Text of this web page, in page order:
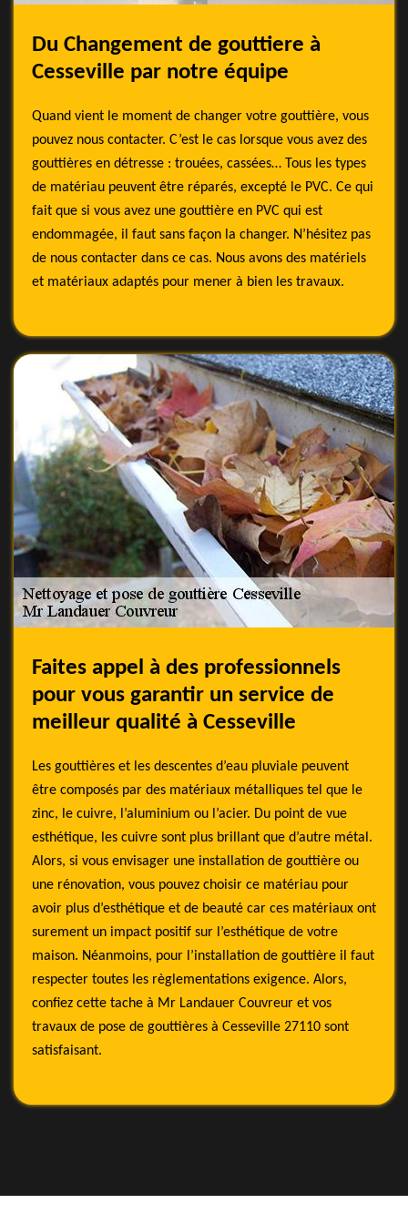
Du Changement de gouttiere à
Cesseville par notre équipe
Quand vient le moment de changer votre gouttière, vous
pouvez nous contacter. C’est le cas lorsque vous avez des
gouttières en détresse : trouées, cassées… Tous les types
de matériau peuvent être réparés, excepté le PVC. Ce qui
fait que si vous avez une gouttière en PVC qui est
endommagée, il faut sans façon la changer. N’hésitez pas
de nous contacter dans ce cas. Nous avons des matériels
et matériaux adaptés pour mener à bien les travaux.
Faites appel à des professionnels
pour vous garantir un service de
meilleur qualité à Cesseville
Les gouttières et les descentes d’eau pluviale peuvent
être composés par des matériaux métalliques tel que le
zinc, le cuivre, l’aluminium ou l’acier. Du point de vue
esthétique, les cuivre sont plus brillant que d’autre métal.
Alors, si vous envisager une installation de gouttière ou
une rénovation, vous pouvez choisir ce matériau pour
avoir plus d’esthétique et de beauté car ces matériaux ont
surement un impact positif sur l’esthétique de votre
maison. Néanmoins, pour l’installation de gouttière il faut
respecter toutes les règlementations exigence. Alors,
confiez cette tache à Mr Landauer Couvreur et vos
travaux de pose de gouttières à Cesseville 27110 sont
satisfaisant.